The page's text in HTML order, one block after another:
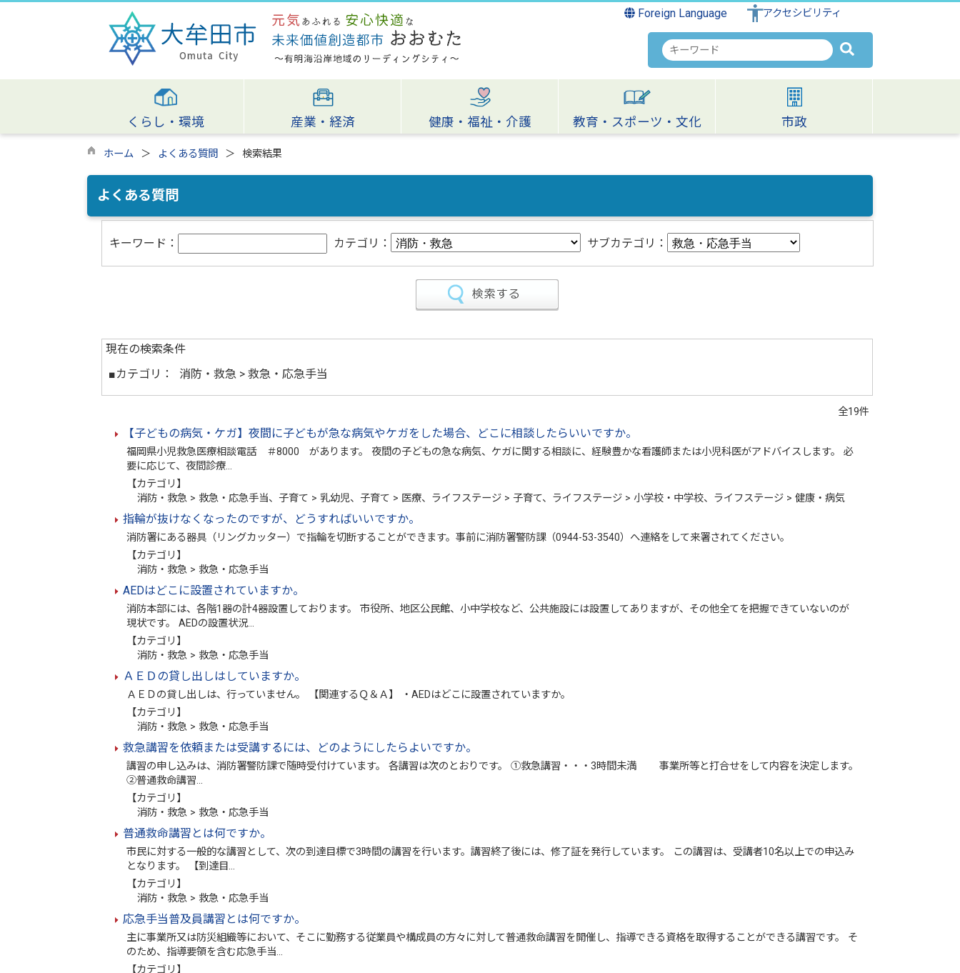
Foreign Language アクセシビリティ
検
索
キ
ワ
ー
くらし・環境 産業・経済 健康・福祉・介護 教育・スポーツ・文化 市政
ホーム よくある質問 検索結果
よくある質問
キーワード： カテゴリ： サブカテゴリ：
現在の検索条件
■カテゴリ：
消防・救急 > 救急・応急手当
全19件
【子どもの病気・ケガ】夜間に子どもが急な病気やケガをした場合、どこに相談したらいいですか。
福岡県小児救急医療相談電話 ＃8000 があります。 夜間の子どもの急な病気、ケガに関する相談に、経験豊かな看護師または小児科医がアドバイスします。 必
要に応じて、夜間診療…
【カテゴリ】
消防・救急 > 救急・応急手当、子育て > 乳幼児、子育て > 医療、ライフステージ > 子育て、ライフステージ > 小学校・中学校、ライフステージ > 健康・病気
指輪が抜けなくなったのですが、どうすればいいですか。
消防署にある器具（リングカッター）で指輪を切断することができます。事前に消防署警防課（0944-53-3540）へ連絡をして来署されてください。
【カテゴリ】
消防・救急 > 救急・応急手当
AEDはどこに設置されていますか。
消防本部には、各階1器の計4器設置しております。 市役所、地区公民館、小中学校など、公共施設には設置してありますが、その他全てを把握できていないのが
現状です。 AEDの設置状況…
【カテゴリ】
消防・救急 > 救急・応急手当
ＡＥＤの貸し出しはしていますか。
ＡＥＤの貸し出しは、行っていません。 【関連するＱ＆Ａ】 ・AEDはどこに設置されていますか。
【カテゴリ】
消防・救急 > 救急・応急手当
救急講習を依頼または受講するには、どのようにしたらよいですか。
講習の申し込みは、消防署警防課で随時受付けています。 各講習は次のとおりです。 ①救急講習・・・3時間未満 事業所等と打合せをして内容を決定します。
②普通救命講習…
【カテゴリ】
消防・救急 > 救急・応急手当
普通救命講習とは何ですか。
市民に対する一般的な講習として、次の到達目標で3時間の講習を行います。講習終了後には、修了証を発行しています。 この講習は、受講者10名以上での申込み
となります。 【到達目…
【カテゴリ】
消防・救急 > 救急・応急手当
応急手当普及員講習とは何ですか。
主に事業所又は防災組織等において、そこに勤務する従業員や構成員の方々に対して普通救命講習を開催し、指導できる資格を取得することができる講習です。 そ
のため、指導要領を含む応急手当…
【カテゴリ】